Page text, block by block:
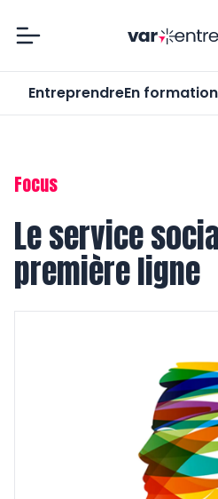
EntreprendreEn formation
Focus
Le service
première ligne